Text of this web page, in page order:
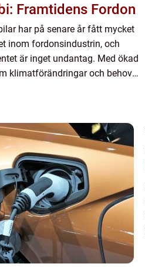
Framtidens Fordon
har på senare år fått mycket
inom fordonsindustrin, och
är inget undantag. Med ökad
klimatförändringar och behovet